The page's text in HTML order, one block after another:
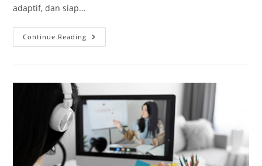
adaptif, dan siap…
Continue Reading Pendidikan
Kampus
Learning)
Di
Indonesia